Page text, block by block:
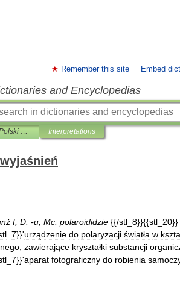
Remember this site Embed
and Encyclopedias
Langenscheidt Polski wyjaśnień Interpretations
I D . -u Mc polaroididzie {{/stl 8}}{{stl 20}}
7}}'urządzenie do polaryzacji światła w
zawierające kryształki substancji
7}}'aparat fotograficzny do robienia